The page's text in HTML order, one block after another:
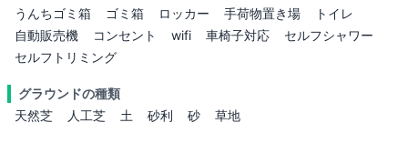
うんちゴミ箱
ゴミ箱 ロッカー 手荷物置き場
トイレ
自動販売機
コンセント wifi 車椅子対応
セルフシャワー
セルフトリミング
グラウンドの種類
天然芝
人工芝 土 砂利 砂 草地